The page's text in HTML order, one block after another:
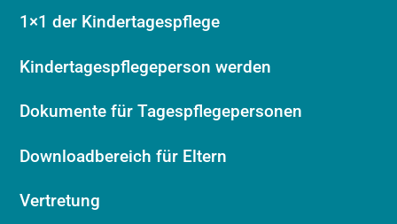
1×1 der Kindertagespflege
Kindertagespflegeperson werden
Dokumente für Tagespflegepersonen
Downloadbereich für Eltern
Vertretung